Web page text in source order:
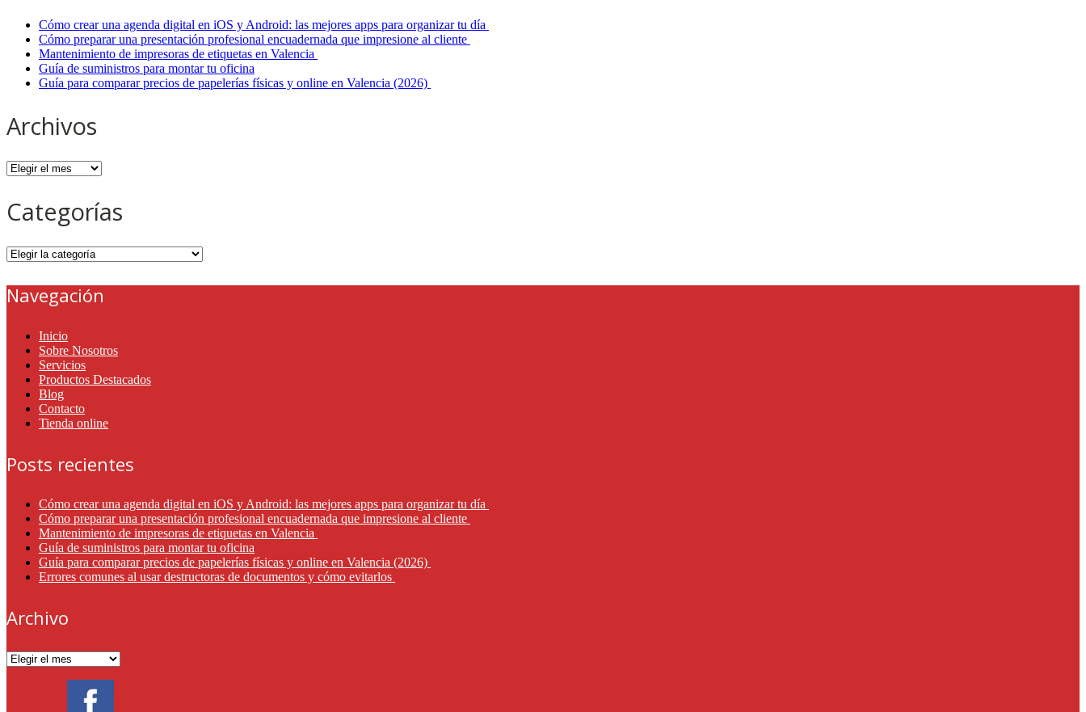
Cómo crear una agenda digital en iOS y Android: las mejores apps para organizar tu día
Cómo preparar una presentación profesional encuadernada que impresione al cliente
Mantenimiento de impresoras de etiquetas en Valencia
Guía de suministros para montar tu oficina
Guía para comparar precios de papelerías físicas y online en Valencia (2026)
Archivos
Archivos
Categorías
Categorías
Navegación
Inicio
Sobre Nosotros
Servicios
Productos Destacados
Blog
Contacto
Tienda online
Posts recientes
Cómo crear una agenda digital en iOS y Android: las mejores apps para organizar tu día
Cómo preparar una presentación profesional encuadernada que impresione al cliente
Mantenimiento de impresoras de etiquetas en Valencia
Guía de suministros para montar tu oficina
Guía para comparar precios de papelerías físicas y online en Valencia (2026)
Errores comunes al usar destructoras de documentos y cómo evitarlos
Archivo
Archivo